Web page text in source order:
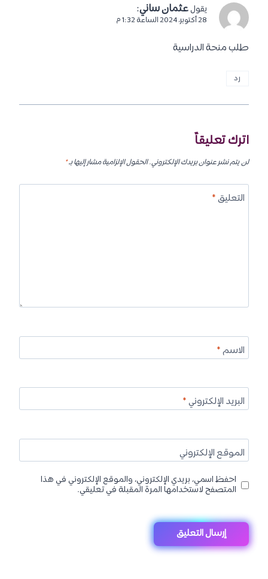
يقول عثمان ساني:
28 أكتوبر، 2024 الساعة 1:32 م
طلب منحة الدراسية
رد
اترك تعليقاً
لن يتم نشر عنوان بريدك الإلكتروني.الحقول الإلزامية مشار إليها بـ*
التعليق*
الاسم*
البريد الإلكتروني*
الموقع الإلكتروني
احفظ اسمي، بريدي الإلكتروني، والموقع الإلكتروني في هذا
المتصفح لاستخدامها المرة المقبلة في تعليقي.